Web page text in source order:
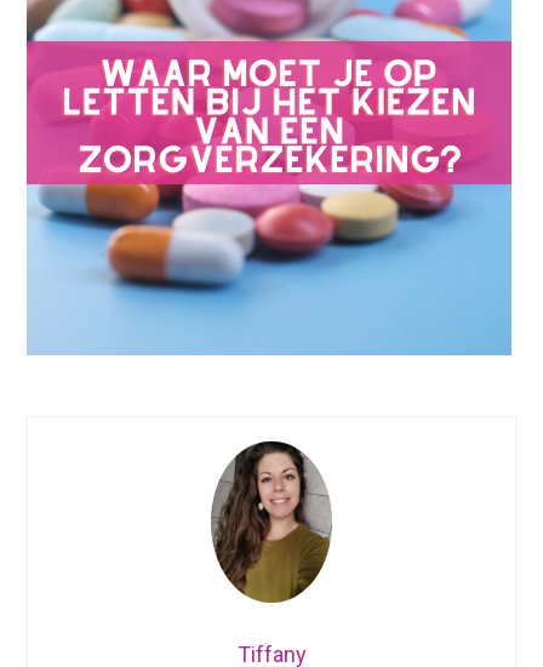
Tiffany